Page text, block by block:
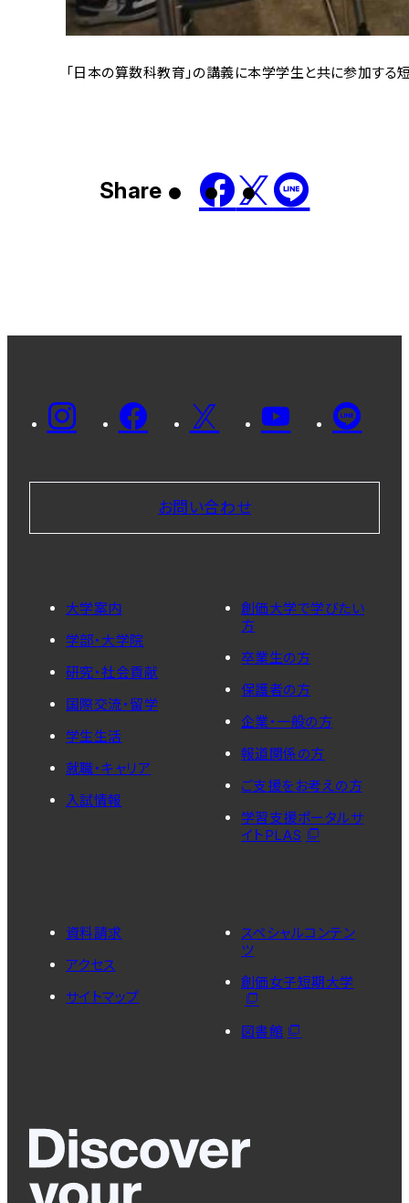
「日本の算数科教育」の講義に本学学生と共に参加する
Share
お問い合わせ
大学案内
学部・大学院
研究・社会貢献
国際交流・留学
学生生活
就職・キャリア
入試情報
創価大学で学びたい
方
卒業生の方
保護者の方
企業・一般の方
報道関係の方
ご支援をお考えの方
学習支援ポータルサ
イトPLAS
資料請求
アクセス
サイトマップ
スペシャルコンテン
ツ
創価女子短期大学
図書館